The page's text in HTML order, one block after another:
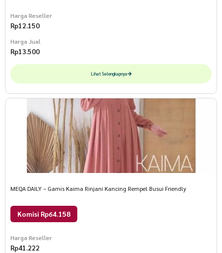
Harga Reseller
Rp12.150
Harga Jual
Rp13.500
Lihat Selengkapnya
MEQA DAILY – Gamis Kaima Rinjani Kancing Rempel Busui Friendly
Komisi Rp64.158
Harga Reseller
Rp41.222